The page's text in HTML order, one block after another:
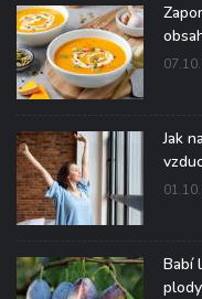
Jak
Babí